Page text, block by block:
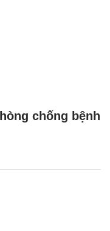
chống bệnh